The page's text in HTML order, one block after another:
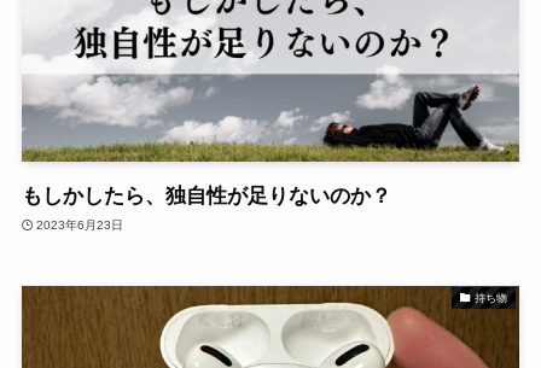
もしかしたら、独自性が足りないのか？
2023年6月23日
持ち物